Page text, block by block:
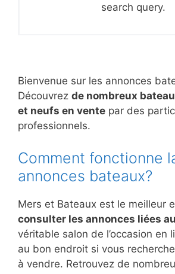
search query.
Bienvenue sur les annonces
Découvrez de nombreux
et neufs en vente par des
professionnels.
Comment fonctionne
annonces bateaux?
Mers et Bateaux est le meilleur
consulter les annonces liées
véritable salon de l’occasion en
au bon endroit si vous
à vendre. Retrouvez de